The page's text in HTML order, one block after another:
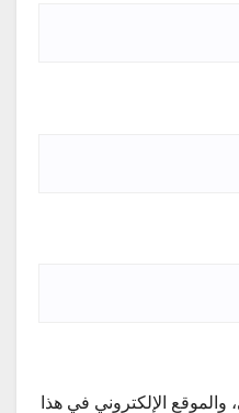
الإلكتروني في هذا